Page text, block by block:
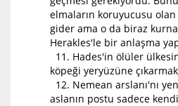
elmaların koruyucusu olan
gider ama o da biraz
Herakles'le bir anlaşma
11. Hades'in ölüler
köpeği yeryüzüne
12. Nemean arslanı'nı
aslanın postu sadece